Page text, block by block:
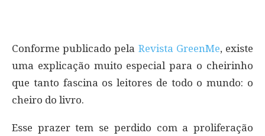
Conforme publicado pela Revista GreenMe, existe
uma explicação muito especial para o cheirinho
que tanto fascina os leitores de todo o mundo: o
cheiro do livro.
Esse prazer tem se perdido com a proliferação